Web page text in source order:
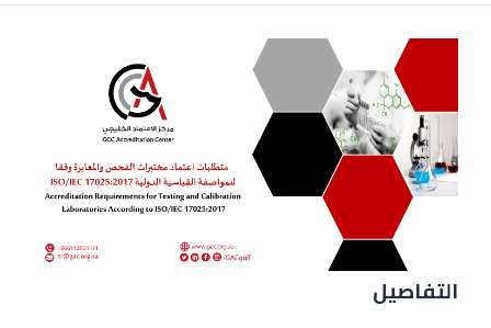
التفاصيل